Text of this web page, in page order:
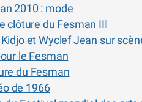
2010 : mode
clôture du Fesman III
et Wyclef Jean sur
le Fesman
du Fesman
de 1966